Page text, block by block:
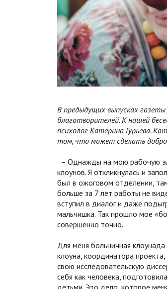
В предыдущих выпусках
благотворителей. К нашей
психолог Катерина Гурьева.
том, что может сделать
– Однажды на мою рабочую
клоунов. Я откликнулась и
был в ожоговом отделении,
больше за 7 лет работы не
вступил в диалог и даже
мальчишка. Так прошло мое
совершенно точно.
Для меня больничная
клоуна, координатора
свою исследовательскую
себя как человека,
детьми. Это дело, которое